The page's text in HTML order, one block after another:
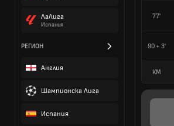
ЛаЛига
Испания
РЕГИОН
Англия
Шампионска Лига
Испания
77'
90 + 3'
КМ